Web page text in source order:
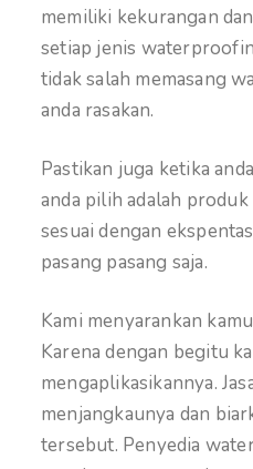
memiliki kekurangan
setiap jenis
tidak salah memasang
anda rasakan.
Pastikan juga ketika
anda pilih adalah
sesuai dengan
pasang pasang saja.
Kami menyarankan
Karena dengan begitu
mengaplikasikannya.
menjangkaunya dan
tersebut. Penyedia